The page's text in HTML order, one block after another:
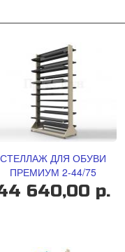
СТЕЛЛАЖ ДЛЯ ОБУВИ
ПРЕМИУМ 2-44/75
640,00 р.